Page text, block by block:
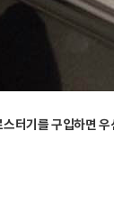
터기를 구입하면